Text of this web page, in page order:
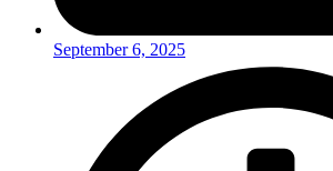
September 6, 2025